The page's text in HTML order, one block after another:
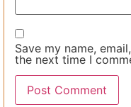
Save my name,
the next time I